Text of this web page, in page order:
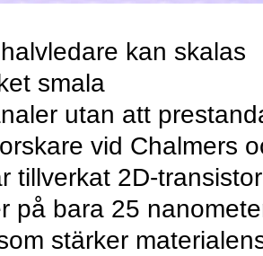
kan skalas
smala
utan att
vid Chalmers
tillverkat 2D-
på bara 25
stärker